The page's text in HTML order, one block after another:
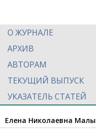
О ЖУРНАЛЕ
АРХИВ
АВТОРАМ
ТЕКУЩИЙ ВЫПУСК
УКАЗАТЕЛЬ СТАТЕЙ
Елена Николаевна